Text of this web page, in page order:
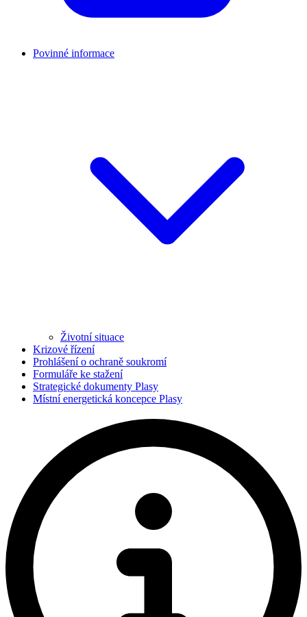
Povinné informace
Životní situace
Krizové řízení
Prohlášení o ochraně soukromí
Formuláře ke stažení
Strategické dokumenty Plasy
Místní energetická koncepce Plasy